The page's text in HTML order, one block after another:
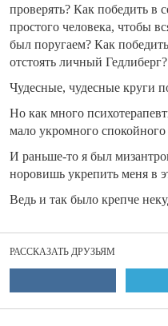
проверять? Как победить в
простого человека, чтобы
был поругаем? Как
отстоять личный Гедлиберг?
Чудесные, чудесные круги
Но как много
мало укромного спокойного
И раньше-то я был
норовишь укрепить меня в
Ведь и так было крепче
РАССКАЗАТЬ ДРУЗЬЯМ